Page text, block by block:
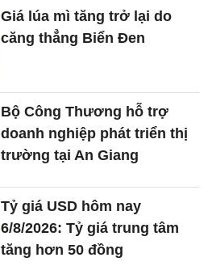
Giá lúa mì tăng trở lại do
căng thẳng Biển Đen
Bộ Công Thương hỗ trợ
doanh nghiệp phát triển thị
trường tại An Giang
Tỷ giá USD hôm nay
6/8/2026: Tỷ giá trung tâm
tăng hơn 50 đồng